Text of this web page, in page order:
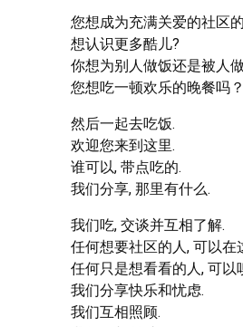
您想成为充满关爱的社区
想认识更多酷儿?
你想为别人做饭还是被人
您想吃一顿欢乐的晚餐吗
然后一起去吃饭.
欢迎您来到这里.
谁可以, 带点吃的.
我们分享, 那里有什么.
我们吃, 交谈并互相了解.
任何想要社区的人, 可以在
任何只是想看看的人, 可以
我们分享快乐和忧虑.
我们互相照顾.